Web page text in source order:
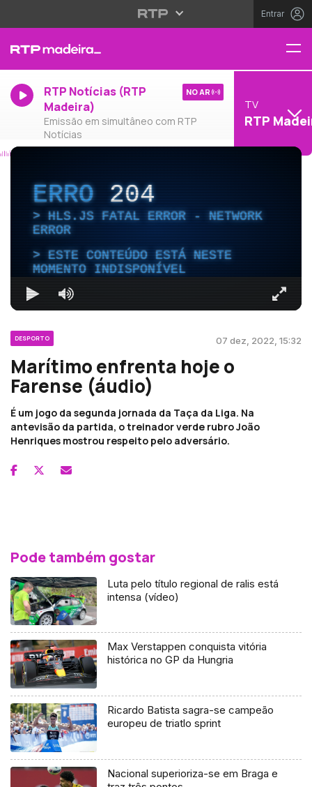
Entrar
RTP Notícias (RTP
Madeira)
Emissão em simultâneo com RTP
Notícias
NO AR
TV
RTP
ERRO204
HLS.JS FATAL ERROR - NETWORK
ERROR
ESTE CONTEÚDO ESTÁ NESTE
MOMENTO INDISPONÍVEL
DESPORTO 07 dez, 2022, 15:32
Marítimo enfrenta hoje o
Farense (áudio)
É um jogo da segunda jornada da Taça da Liga. Na
antevisão da partida, o treinador verde rubro João
Henriques mostrou respeito pelo adversário.
Pode também gostar
Luta pelo título regional de ralis está
intensa (vídeo)
Max Verstappen conquista vitória
histórica no GP da Hungria
Ricardo Batista sagra-se campeão
europeu de triatlo sprint
Nacional superioriza-se em Braga e